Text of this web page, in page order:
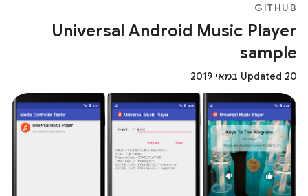
GITHUB
Universal Android Music Player
sample
Updated 20 במאי 2019